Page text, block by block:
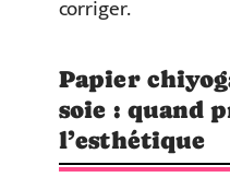
corriger.
Papier
soie : quand
l’esthétique